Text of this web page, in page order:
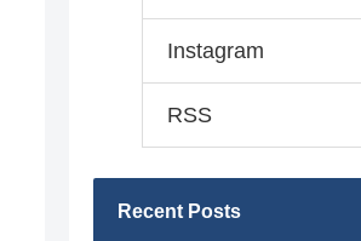
Instagram
RSS
Recent Posts